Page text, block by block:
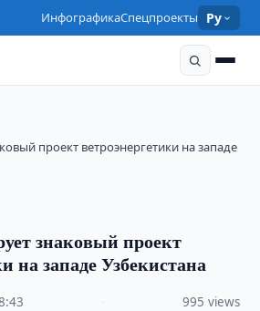
ИнфографикаСпецпроекты Ру
проект ветроэнергетики на западе
знаковый проект
на западе Узбекистана
995 views